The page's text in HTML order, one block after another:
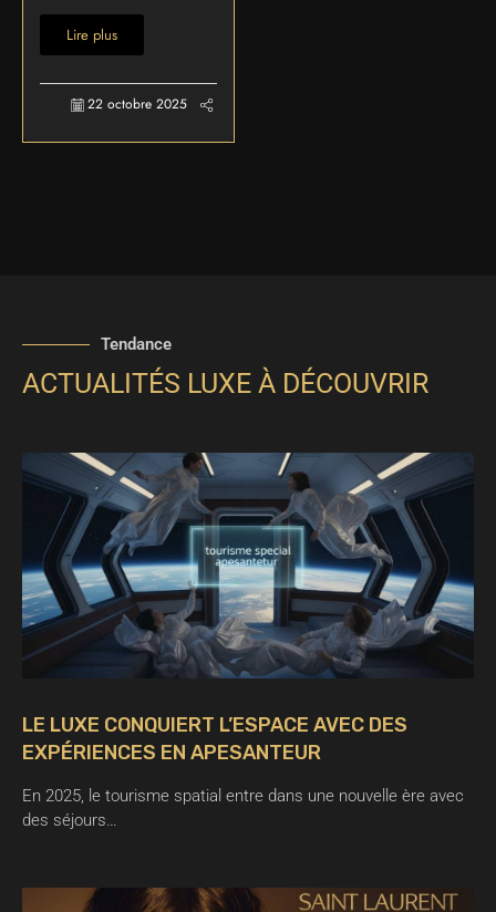
Lire plus
22 octobre 2025
Tendance
ACTUALITÉS LUXE À DÉCOUVRIR
LE LUXE CONQUIERT L’ESPACE AVEC DES
EXPÉRIENCES EN APESANTEUR
En 2025, le tourisme spatial entre dans une nouvelle ère avec
des séjours…